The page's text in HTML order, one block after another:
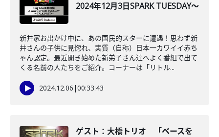
2024年12月3日SPARK TUESDAY～
新井家お出かけ中に、あの国民的スターに遭遇！思わず新
井さんの子供に見惚れ、実質（自称）日本一カワイイ赤ち
ゃん認定。最近聞き始めた新弟子さん達へよく番組で出て
くる名前の人たちをご紹介。コーナーは「リトル...
2024.12.06 |00:33:43
ゲスト：大橋トリオ 「ベースを